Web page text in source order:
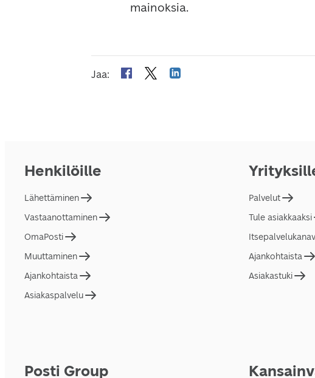
mainoksia.
Jaa:
Henkilöille
Lähettäminen
Vastaanottaminen
OmaPosti
Muuttaminen
Ajankohtaista
Asiakaspalvelu
Palvelut
Tule asiakkaaksi
Ajankohtaista
Asiakastuki
Posti Group